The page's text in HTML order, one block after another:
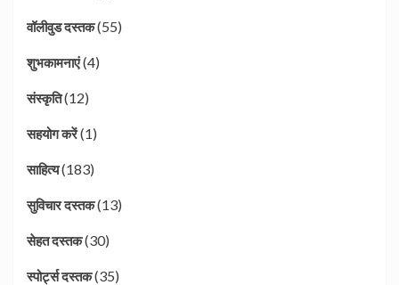
वॉलीवुड दस्तक(55)
शुभकामनाएं(4)
संस्कृति(12)
सहयोग करें(1)
साहित्य(183)
सुविचार दस्तक(13)
सेहत दस्तक(30)
स्पोर्ट्स दस्तक(35)